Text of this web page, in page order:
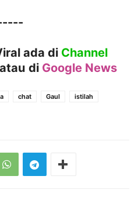
ada di Channel
di Google News
chat Gaul
istilah